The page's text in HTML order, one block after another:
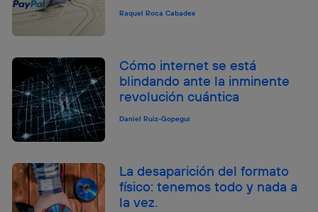
Raquel Roca Cabades
Cómo internet se está
blindando ante la inminente
revolución cuántica
Daniel Ruiz-Gopegui
La desaparición del formato
físico: tenemos todo y nada a
la vez.